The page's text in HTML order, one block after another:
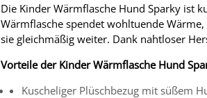
Die Kinder Wärmflasche Hund Sparky ist
Wärmflasche spendet wohltuende
sie gleichmäßig weiter. Dank nahtloser
Vorteile der Kinder Wärmflasche Hund
Kuscheliger Plüschbezug mit süßem